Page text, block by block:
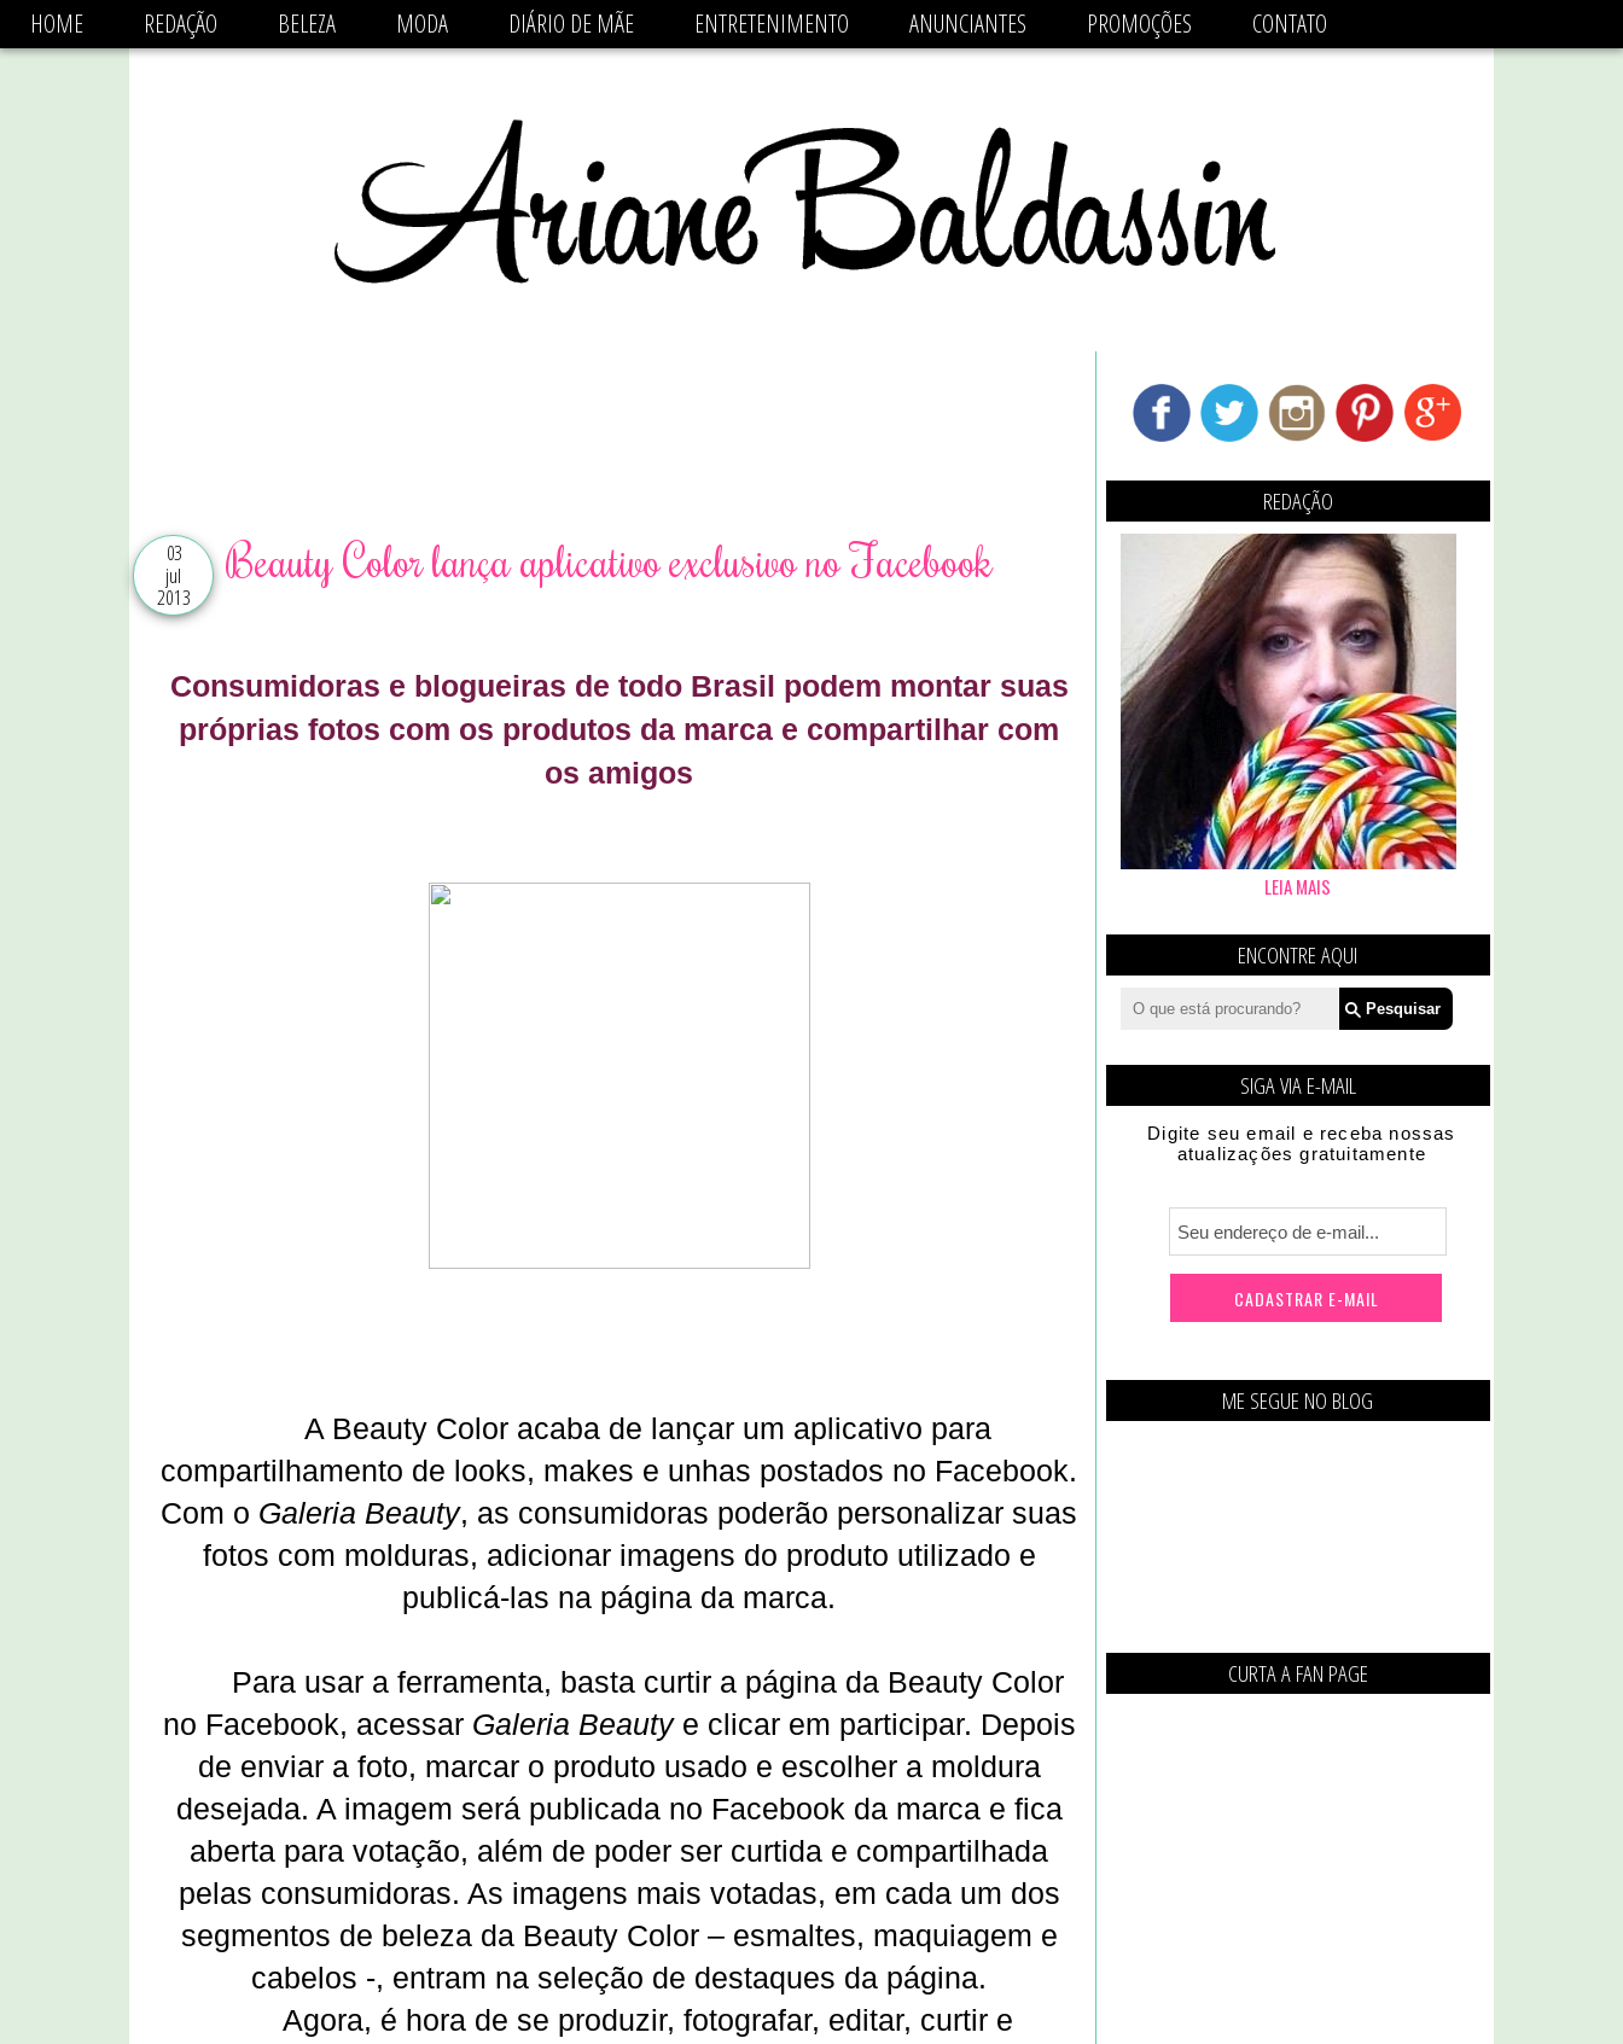
async='async' data-ad-client='ca-pub-1470782825684808' src='https://pagead2.googlesyndication.com/pagead/js/adsbygoogle.js'/>
HOME REDAÇÃO BELEZA MODA DIÁRIO DE MÃE ENTRETENIMENTO ANUNCIANTES PROMOÇÕES CONTATO
03
jul
2013
Beauty Color lança aplicativo exclusivo no Facebook
Consumidoras e blogueiras de todo Brasil podem montar suas
próprias fotos com os produtos da marca e compartilhar com
os amigos
A Beauty Color acaba de lançar um aplicativo para
compartilhamento de looks, makes e unhas postados no Facebook.
Com o Galeria Beauty, as consumidoras poderão personalizar suas
fotos com molduras, adicionar imagens do produto utilizado e
publicá-las na página da marca.
Para usar a ferramenta, basta curtir a página da Beauty Color
no Facebook, acessar Galeria Beautye clicar em participar. Depois
de enviar a foto, marcar o produto usado e escolher a moldura
desejada. A imagem será publicada no Facebook da marca e fica
aberta para votação, além de poder ser curtida e compartilhada
pelas consumidoras. As imagens mais votadas, em cada um dos
segmentos de beleza da Beauty Color – esmaltes, maquiagem e
cabelos -, entram na seleção de destaques da página.
Agora, é hora de se produzir, fotografar, editar, curtir e
REDAÇÃO
LEIA MAIS
ENCONTRE AQUI
SIGA VIA E-MAIL
Digite seu email e receba nossas
atualizações gratuitamente
ME SEGUE NO BLOG
CURTA A FAN PAGE